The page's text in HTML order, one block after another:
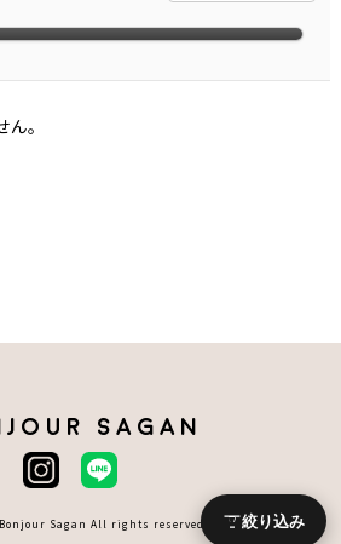
絞り込み
。
SAGAN
Sagan All rights reserved